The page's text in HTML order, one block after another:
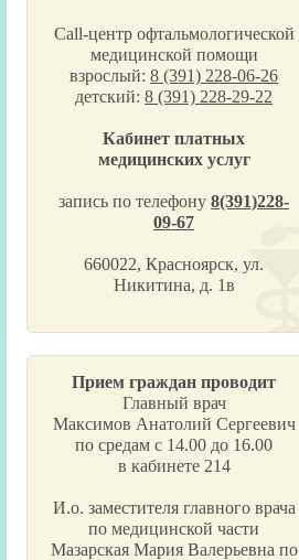
Call-центр офтальмологической
медицинской помощи
взрослый:8 (391) 228-06-26
детский:8 (391) 228-29-22
Кабинет платных
медицинских услуг
запись по телефону8(391)228-
09-67
660022, Красноярск, ул.
Никитина, д. 1в
Прием граждан проводит
Главный врач
Максимов Анатолий Сергеевич
по средам с 14.00 до 16.00
в кабинете 214
И.о. заместителя главного врача
по медицинской части
Мазарская Мария Валерьевна по